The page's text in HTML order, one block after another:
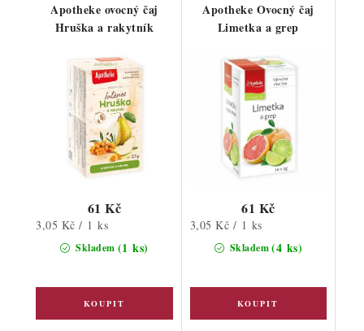
Apotheke ovocný čaj
Hruška a rakytník
Skladem (1 ks)
61 Kč
Měrná
3,05 Kč / 1 ks
Apotheke Ovocný čaj
Limetka a grep
Skladem(4 ks)
61 Kč
Měrná
3,05 Kč / 1 ks